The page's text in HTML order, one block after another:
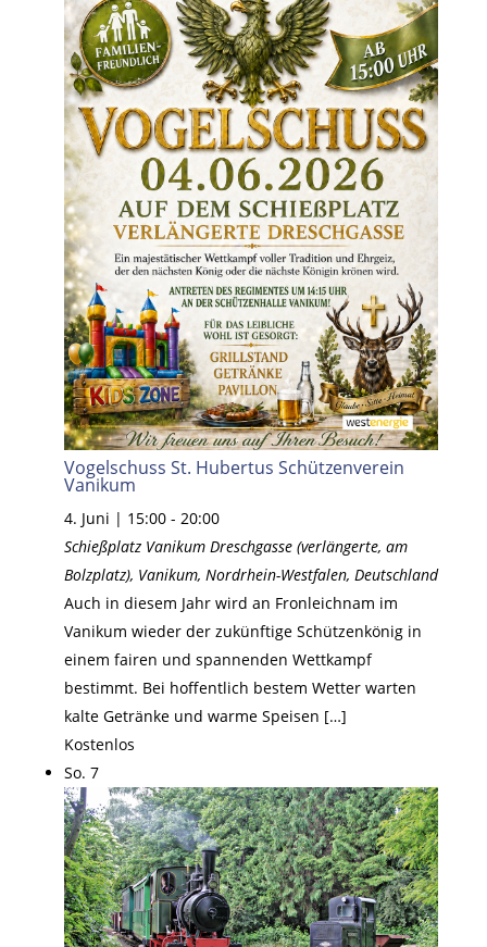
Vogelschuss St. Hubertus Schützenverein
Vanikum
4. Juni | 15:00- 20:00
Schießplatz Vanikum Dreschgasse (verlängerte, am
Bolzplatz), Vanikum, Nordrhein-Westfalen, Deutschland
Auch in diesem Jahr wird an Fronleichnam im
Vanikum wieder der zukünftige Schützenkönig in
einem fairen und spannenden Wettkampf
bestimmt. Bei hoffentlich bestem Wetter warten
kalte Getränke und warme Speisen […]
Kostenlos
So. 7